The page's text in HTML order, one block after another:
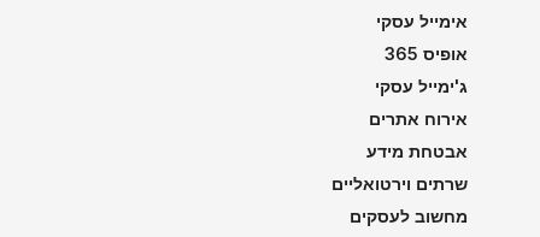
אימייל עסקי
אופיס 365
ג'ימייל עסקי
אירוח אתרים
אבטחת מידע
שרתים וירטואליים
מחשוב לעסקים